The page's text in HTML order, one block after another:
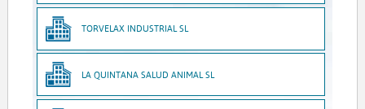
TORVELAX INDUSTRIAL SL
LA QUINTANA SALUD ANIMAL SL